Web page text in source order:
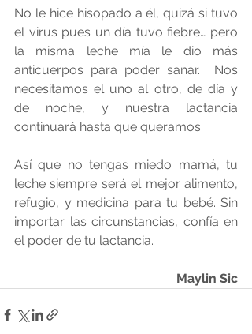
No le hice hisopado a él, quizá si tuvo
el virus pues un día tuvo fiebre… pero
la misma leche mía le dio más
anticuerpos para poder sanar.  Nos
necesitamos el uno al otro, de día y
de noche, y nuestra lactancia
continuará hasta que queramos.
Así que no tengas miedo mamá, tu
leche siempre será el mejor alimento,
refugio, y medicina para tu bebé. Sin
importar las circunstancias, confía en
el poder de tu lactancia.
Maylin Sic